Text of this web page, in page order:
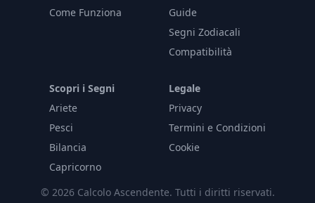
Come Funziona
Guide
Segni Zodiacali
Compatibilità
Scopri i Segni
Ariete
Pesci
Bilancia
Capricorno
Legale
Privacy
Termini e Condizioni
Cookie
© 2026 Calcolo Ascendente. Tutti i diritti riservati.